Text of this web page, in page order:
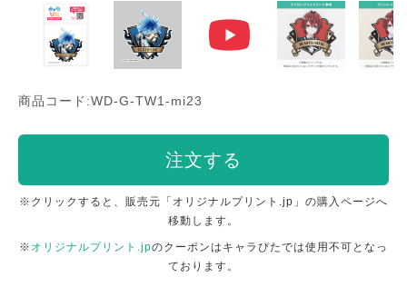
商品コード:WD-G-TW1-mi23
注文する
※クリックすると、販売元「オリジナルプリント.jp」の購入ページへ
移動します。
※ オリジナルプリント.jpのクーポンはキャラぴたでは使用不可となっ
ております。